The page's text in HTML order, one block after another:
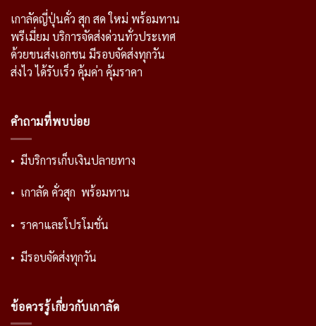
เกาลัดญี่ปุ่นคั่ว สุก สด ใหม่ พร้อมทาน
พรีเมี่ยม บริการจัดส่งด่วนทั่วประเทศ
ด้วยขนส่งเอกชน มีรอบจัดส่งทุกวัน
ส่งไว ได้รับเร็ว คุ้มค่า คุ้มราคา
คำถามที่พบบ่อย
• มีบริการเก็บเงินปลายทาง
• เกาลัด คั่วสุก พร้อมทาน
• ราคาและโปรโมชั่น
• มีรอบจัดส่งทุกวัน
ข้อควรรู้เกี่ยวกับเกาลัด